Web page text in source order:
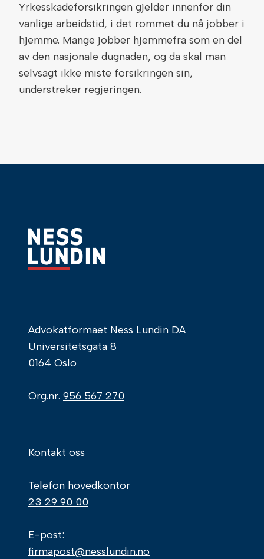
Yrkesskadeforsikringen gjelder innenfor din
vanlige arbeidstid, i det rommet du nå jobber i
hjemme. Mange jobber hjemmefra som en del
av den nasjonale dugnaden, og da skal man
selvsagt ikke miste forsikringen sin,
understreker regjeringen.
Advokatformaet Ness Lundin DA
Universitetsgata 8
0164 Oslo
Org.nr. 956 567 270
Kontakt oss
Telefon hovedkontor
23 29 90 00
E-post:
firmapost@nesslundin.no